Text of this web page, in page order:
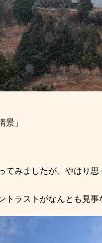
」
てみましたが、やはり
トラストがなんとも見事